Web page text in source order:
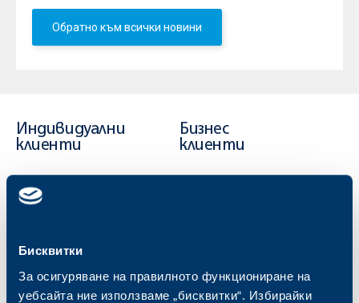
Бисквитки
За осигуряване на правилното функциониране на
уебсайта ние използваме „бисквитки“. Избирайки
Обратно към всички новини
Индивидуални
клиенти
Сметки и плащания
Частно банкиране
Застраховки
Актуализация на клиентски данни
Бизнес
клиенти
и попечителски услуги
Факторинг